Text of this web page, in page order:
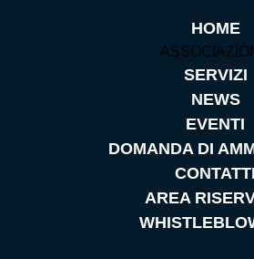
HOME
SERVIZI
NEWS
EVENTI
DOMANDA DI
CONTATTI
AREA